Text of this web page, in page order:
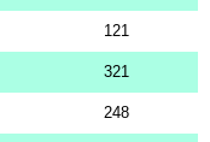
121
321
248